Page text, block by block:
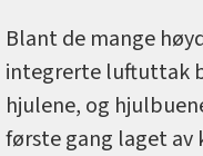
Blant de mange
integrerte luftuttak
hjulene, og
første gang laget av